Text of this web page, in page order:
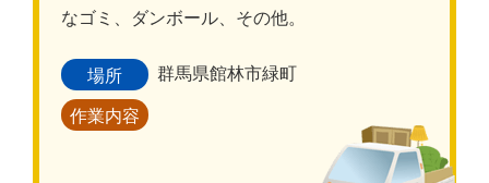
なゴミ、ダンボール、その他。
場所 群馬県館林市緑町
作業内容